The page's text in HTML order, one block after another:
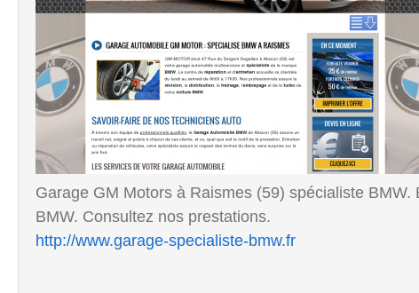
Garage GM Motors à Raismes (59) spécialiste
BMW. Consultez nos prestations.
http://www.garage-specialiste-bmw.fr